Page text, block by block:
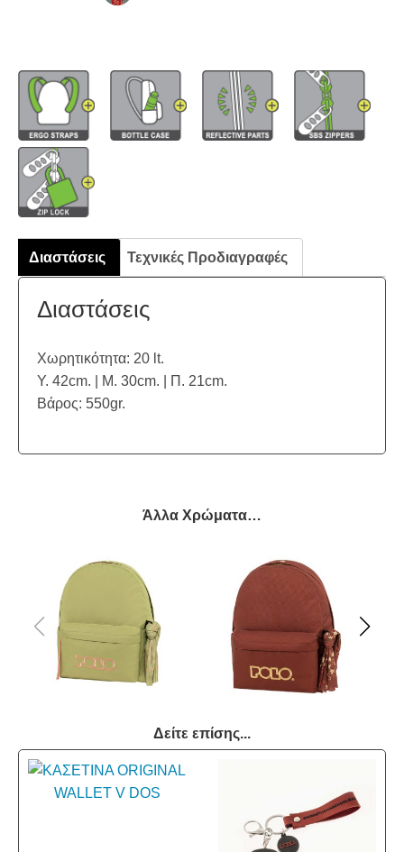
Διαστάσεις Τεχνικές Προδιαγραφές
Διαστάσεις
Χωρητικότητα: 20 lt.
Υ. 42cm. | Μ. 30cm. | Π. 21cm.
Βάρος: 550gr.
Άλλα Χρώματα…
Δείτε επίσης...